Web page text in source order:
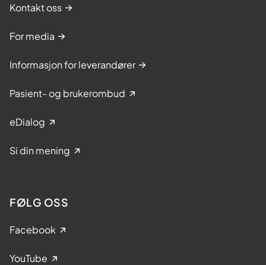
Kontakt oss
For media
Informasjon for leverandører
Pasient- og brukerombud
eDialog
Si din mening
FØLG OSS
Facebook
YouTube